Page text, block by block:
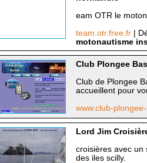
eam OTR le
team.otr.free.fr
|
motonautisme
Club Plongee
Club de Plongee
accueillent pour
www.club-
Lord Jim
croisières avec un
des iles scilly.